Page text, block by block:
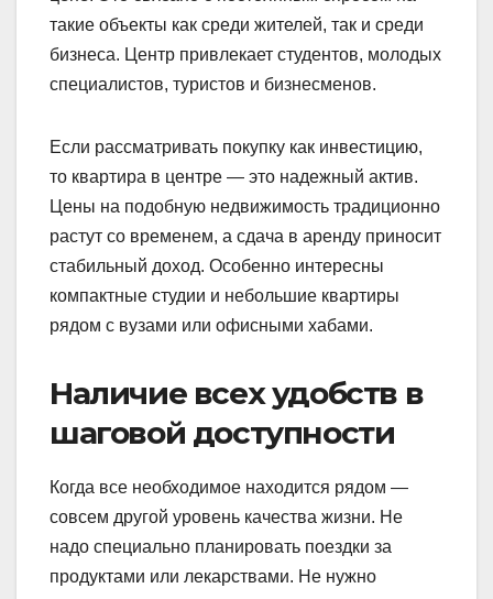
такие объекты как среди жителей, так и среди
бизнеса. Центр привлекает студентов, молодых
специалистов, туристов и бизнесменов.
Если рассматривать покупку как инвестицию,
то квартира в центре — это надежный актив.
Цены на подобную недвижимость традиционно
растут со временем, а сдача в аренду приносит
стабильный доход. Особенно интересны
компактные студии и небольшие квартиры
рядом с вузами или офисными хабами.
Наличие всех удобств в
шаговой доступности
Когда все необходимое находится рядом —
совсем другой уровень качества жизни. Не
надо специально планировать поездки за
продуктами или лекарствами. Не нужно